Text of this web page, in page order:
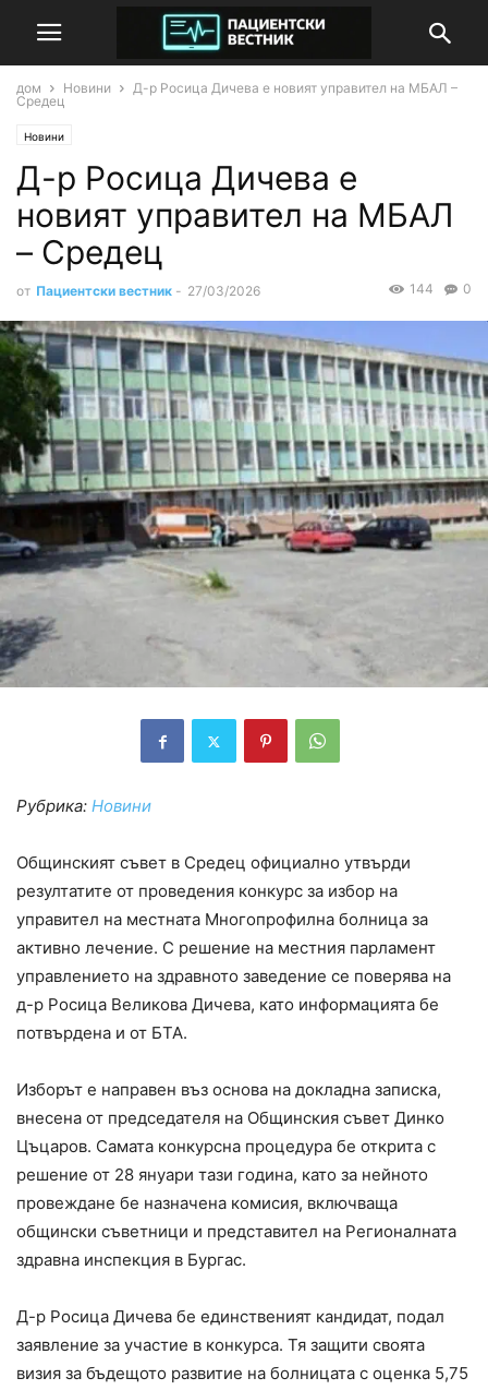
дом Новини
Д-р Росица Дичева е новият управител на МБАЛ –
Средец
Новини
Д-р Росица Дичева е
новият управител на МБАЛ
– Средец
от Пациентски вестник - 27/03/2026 0
144
Рубрика: Новини
Общинският съвет в Средец официално утвърди
резултатите от проведения конкурс за избор на
управител на местната Многопрофилна болница за
активно лечение. С решение на местния парламент
управлението на здравното заведение се поверява на
д-р Росица Великова Дичева, като информацията бе
потвърдена и от БТА.
Изборът е направен въз основа на докладна записка,
внесена от председателя на Общинския съвет Динко
Цъцаров. Самата конкурсна процедура бе открита с
решение от 28 януари тази година, като за нейното
провеждане бе назначена комисия, включваща
общински съветници и представител на Регионалната
здравна инспекция в Бургас.
Д-р Росица Дичева бе единственият кандидат, подал
заявление за участие в конкурса. Тя защити своята
визия за бъдещото развитие на болницата с оценка 5,75